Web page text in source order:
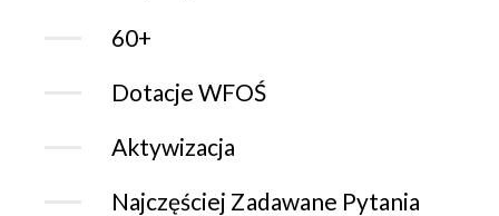
60+
Dotacje WFOŚ
Aktywizacja
Najczęściej Zadawane Pytania